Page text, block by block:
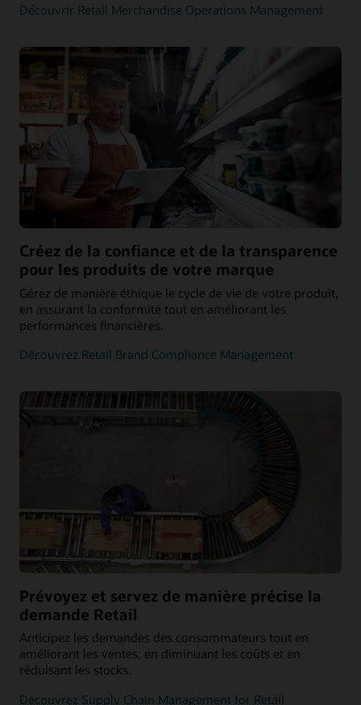
Découvrir Retail Merchandise Operations Management
Créez de la confiance et de la transparence
pour les produits de votre marque
Gérez de manière éthique le cycle de vie de votre produit,
en assurant la conformité tout en améliorant les
performances financières.
Découvrez Retail Brand Compliance Management
Prévoyez et servez de manière précise la
demande Retail
Anticipez les demandes des consommateurs tout en
améliorant les ventes, en diminuant les coûts et en
réduisant les stocks.
Découvrez Supply Chain Management for Retail